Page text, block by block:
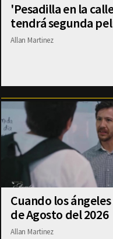
'Pesadilla en la
tendrá segunda
Allan Martinez
Cuando los ángeles
de Agosto del 2026
Allan Martinez